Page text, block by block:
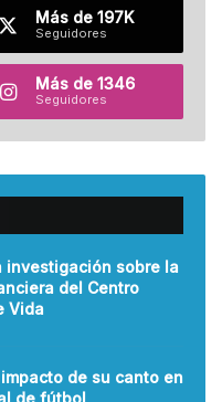
Más de 197K
Seguidores
Más de 1346
Seguidores
investigación sobre la
del Centro
Vida
de su canto en